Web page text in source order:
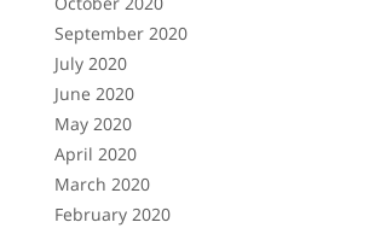
September 2020
July 2020
June 2020
May 2020
April 2020
March 2020
February 2020